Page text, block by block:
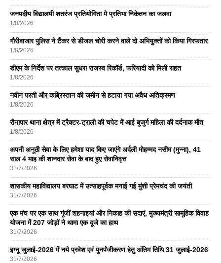
जनपदीय विद्यालयी शतरंज प्रतियोगिता मे प्रतिभा निकेतन का जलवा
1/8/2026
गौरीबाजार पुलिस ने टैंकर से डीजल चोरी करने वाले दो अभियुक्तों को किया गिरफतार
1/8/2026
डीएम के निर्देश पर तत्काल सुधरा राजस्व रिकॉर्ड, फरियादी को मिली राहत
1/8/2026
नवीन परती और कब्रिस्तान की जमीन से हटाया गया अवैध अतिक्रमण
1/8/2026
रौनापार थाना क्षेत्र में ट्रैक्टर-ट्राली की चपेट में आई बुजुर्ग महिला की दर्दनाक मौत
1/8/2026
अपनी अनूठी सेवा के लिए हमेशा याद किए जाएंगे अर्दली मोहम्मद नसीम (मुन्ना), 41
साल 4 माह की शानदार सेवा के बाद हुए सेवानिवृत्त
31/7/2026
शासकीय महाविद्यालय बरघाट में उत्साहपूर्वक मनाई गई मुंशी प्रेमचंद की जयंती
31/7/2026
एक मंच पर एक साथ गूंजीं शहनाइयां और निकाह की सदाएं, मुख्यमंत्री सामूहिक विवाह
योजना में 207 जोड़ों ने थामा एक दूजे का हाथ
31/7/2026
इग्नू जुलाई-2026 में नये प्रवेश एवं पुनर्पंजीकरण हेतु अंतिम तिथि 31 जुलाई-2026
31/7/2026